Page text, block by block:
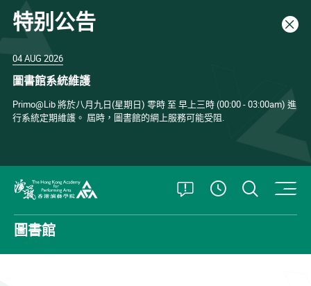
特别公告 關閉
04 AUG 2026
圖書館系統維護
Primo@Lib 將於八月九日(星期日) 零時 至 早上三時 (00:00 - 03:00am) 進
行系統定期維護。 屆時，圖書館的網上服務可能受阻.
打開特別公告
查看開放時
打開
圖書館